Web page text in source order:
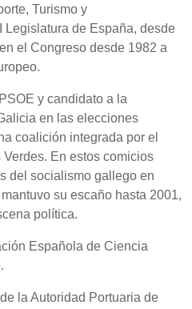
Turismo y
Legislatura de España, desde
el Congreso desde 1982 a
y candidato a la
en las elecciones
coalición integrada por el
En estos comicios
del socialismo gallego en
su escaño hasta 2001,
política.
Española de Ciencia
la Autoridad Portuaria de